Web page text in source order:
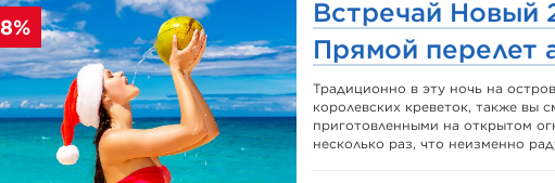
Встречай Новый
Прямой перелет
Традиционно в эту ночь на
королевских креветок, также вы
приготовленными на открытом
несколько раз, что неизменно